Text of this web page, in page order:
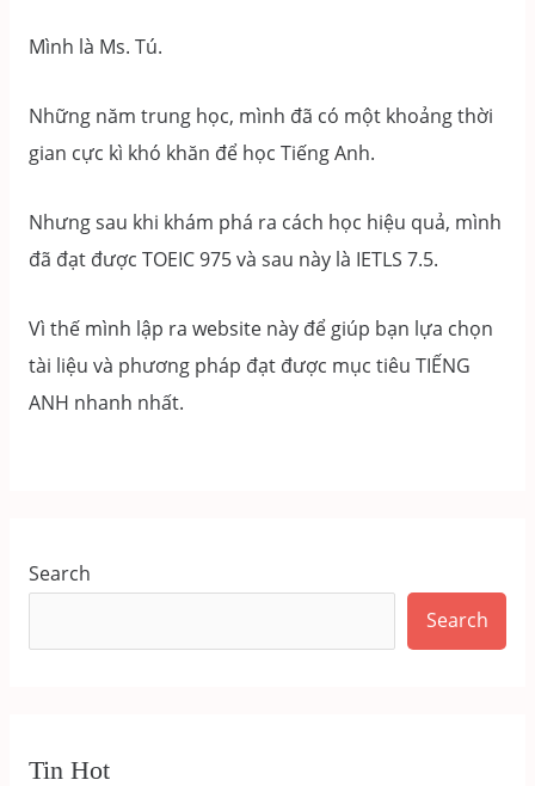
Mình là Ms. Tú.
Những năm trung học, mình đã có một khoảng thời
gian cực kì khó khăn để học Tiếng Anh.
Nhưng sau khi khám phá ra cách học hiệu quả, mình
đã đạt được TOEIC 975 và sau này là IETLS 7.5.
Vì thế mình lập ra website này để giúp bạn lựa chọn
tài liệu và phương pháp đạt được mục tiêu TIẾNG
ANH nhanh nhất.
Search
Search
Tin Hot